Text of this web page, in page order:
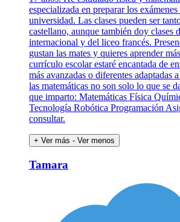
especializada en preparar los exámenes
universidad. Las clases pueden ser
castellano, aunque también doy clases
internacional y del liceo francés.
gustan las mates y quieres aprender
currículo escolar estaré encantada de
más avanzadas o diferentes adaptadas
las matemáticas no son solo lo que se
que imparto: Matemáticas Física
Tecnología Robótica Programación
consultar.
+ Ver más - Ver menos
Tamara